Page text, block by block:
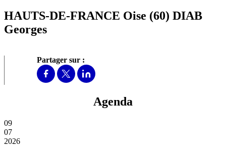
HAUTS-DE-FRANCE Oise (60) DIAB
Georges
Partager sur :
Agenda
09
07
2026